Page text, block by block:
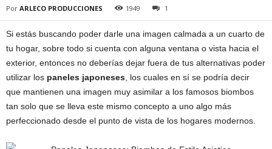
Por ARLECO PRODUCCIONES 1949 1
Si estás buscando poder darle una imagen calmada a un cuarto de
tu hogar, sobre todo si cuenta con alguna ventana o vista hacia el
exterior, entonces no deberías dejar fuera de tus alternativas poder
utilizar los paneles japoneses , los cuales en sí se podría decir
que mantienen una imagen muy asimilar a los famosos biombos
tan solo que se lleva este mismo concepto a uno algo más
perfeccionado desde el punto de vista de los hogares modernos.